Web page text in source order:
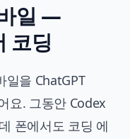
일 —
코딩
일을 ChatGPT
요. 그동안 Codex
폰에서도 코딩 에